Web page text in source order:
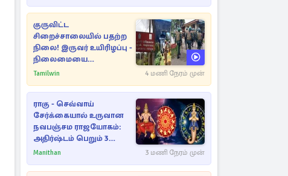
குருவிட்ட
சிறைச்சாலையில் பதற்ற
நிலை! இருவர் உயிரிழப்பு -
நிலைமையை
கட்டுப்படுத்த பொலிஸார்
Tamilwin 4 மணி நேரம் முன்
ராகு - செவ்வாய்
சேர்க்கையால் உருவான
நவபஞ்சம ராஜயோகம்:
அதிர்ஷ்டம் பெறும் 3
ராசிகள்!
Manithan 3 மணி நேரம் முன்